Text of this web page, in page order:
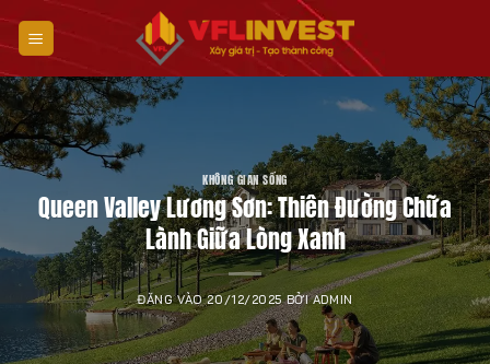
qua
nội
dung
KHÔNG GIAN SỐNG
Queen Valley Lương Sơn: Thiên Đường Chữa
Lành Giữa Lòng Xanh
ĐĂNG VÀO20/12/2025 BỞIADMIN